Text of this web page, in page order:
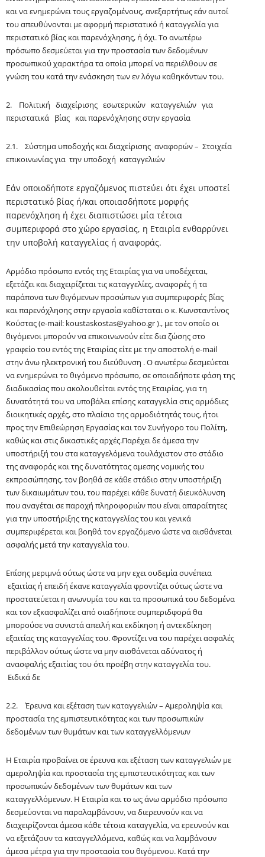
και να ενημερώνει τους εργαζομένους, ανεξαρτήτως εάν αυτοί
του απευθύνονται με αφορμή περιστατικό ή καταγγελία για
περιστατικό βίας και παρενόχλησης, ή όχι. Το ανωτέρω
πρόσωπο δεσμεύεται για την προστασία των δεδομένων
προσωπικού χαρακτήρα τα οποία μπορεί να περιέλθουν σε
γνώση του κατά την ενάσκηση των εν λόγω καθηκόντων του.
2. Πολιτική διαχείρισης εσωτερικών καταγγελιών για
περιστατικά βίας και παρενόχλησης στην εργασία
2.1. Σύστημα υποδοχής και διαχείρισης αναφορών – Στοιχεία
επικοινωνίας για την υποδοχή καταγγελιών
Εάν οποιοδήποτε εργαζόμενος πιστεύει ότι έχει υποστεί
περιστατικό βίας ή/και οποιασδήποτε μορφής
παρενόχληση ή έχει διαπιστώσει μία τέτοια
συμπεριφορά στο χώρο εργασίας, η Εταιρία ενθαρρύνει
την υποβολή καταγγελίας ή αναφοράς.
Αρμόδιο πρόσωπο εντός της Εταιρίας για να υποδέχεται,
εξετάζει και διαχειρίζεται τις καταγγελίες, αναφορές ή τα
παράπονα των θιγόμενων προσώπων για συμπεριφορές βίας
και παρενόχλησης στην εργασία καθίσταται ο κ. Κωνσταντίνος
Κούστας(e-mail: koustaskostas@yahoo.gr)., με τον οποίο οι
θιγόμενοι μπορούν να επικοινωνούν είτε δια ζώσης στο
γραφείο του εντός της Εταιρίας είτε με την αποστολή e-mail
στηνάνω ηλεκτρονική του διεύθυνση . Ο ανωτέρω δεσμεύεται
να ενημερώνει το θιγόμενο πρόσωπο, σε οποιαδήποτε φάση της
διαδικασίας που ακολουθείται εντός της Εταιρίας, για τη
δυνατότητά του να υποβάλει επίσης καταγγελία στις αρμόδιες
διοικητικές αρχές, στο πλαίσιο της αρμοδιότητάς τους, ήτοι
προς την Επιθεώρηση Εργασίας και τον Συνήγορο του Πολίτη,
καθώς και στις δικαστικές αρχές.Παρέχει δε άμεσα την
υποστήριξή του στα καταγγελόμενατουλάχιστον στο στάδιο
της αναφοράς και της δυνατότηταςαμεσηςνομικής του
εκπροσώπησης, τον βοηθά σε κάθε στάδιο στην υποστήριξη
των δικαιωμάτων του, του παρέχει κάθε δυνατή διευκόλυνση
πουαναγέταισε παροχή πληροφοριών που είναι απαραίτητες
για την υποστήριξης της καταγγελίας του και γενικά
συμπεριφέρεται και βοηθά τον εργαζόμενο ώστε να αισθάνεται
ασφαλής μετά την καταγγελία του.
Επίσης μεριμνά ούτως ώστε να μηνεχειουδεμία συνέπεια
εξαιτίας ή επειδή έκανε καταγγελία φροντίζει ούτως ώστε να
προστατεύεται η ανωνυμία του και τα προσωπικά του δεδομένα
και τονεξκασφαλίζειαπό οιαδήποτεσυμπεριδφοράθα
μπορούσε να συνιστά απειλή και εκδίκηση ή αντεκδίκηση
εξαιτίας της καταγγελίας του. Φροντίζει να του παρέχει ασφαλές
περιβάλλον ούτως ώστε να μην αισθάνεται αδύνατος ή
ανασφαλής εξαιτίας του ότι προέβη στην καταγγελία του.
Ειδικά δε
2.2. Έρευνα και εξέταση των καταγγελιών – Αμεροληψία και
προστασία της εμπιστευτικότητας και των προσωπικών
δεδομένων των θυμάτων και των καταγγελλόμενων
Η Εταιρία προβαίνει σε έρευνα και εξέταση των καταγγελιών με
αμεροληψία και προστασία της εμπιστευτικότητας και των
προσωπικών δεδομένων των θυμάτων και των
καταγγελλόμενων. Η Εταιρία και το ως άνω αρμόδιο πρόσωπο
δεσμεύονται να παραλαμβάνουν, να διερευνούν και να
διαχειρίζονται άμεσα κάθε τέτοια καταγγελία, να ερευνούν και
να εξετάζουν τα καταγγελλόμενα, καθώς και να λαμβάνουν
άμεσα μέτρα για την προστασία του θιγόμενου. Κατά την